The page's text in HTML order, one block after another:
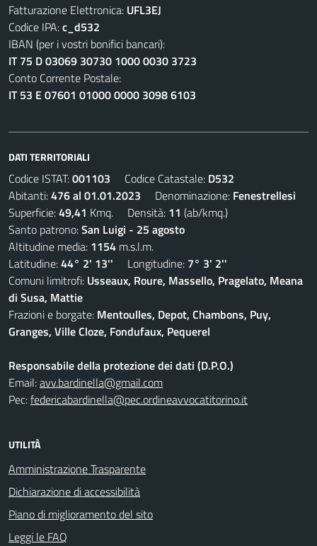
Fatturazione Elettronica: UFL3EJ
Codice IPA:c_d532
IBAN (per i vostri bonifici bancari):
IT 75 D 03069 30730 1000 0030 3723
Conto Corrente Postale:
IT 53 E 07601 01000 0000 3098 6103
DATI TERRITORIALI
Codice ISTAT:001103 Codice Catastale: D532
Abitanti:476 al 01.01.2023 Denominazione: Fenestrellesi
Superficie:49,41 Kmq. Densità: 11 (ab/kmq.)
Santo patrono:San Luigi - 25 agosto
Altitudine media: 1154 m.s.l.m.
Latitudine:44° 2' 13'' Longitudine: 7° 3' 2''
Comuni limitrofi: Usseaux, Roure, Massello, Pragelato, Meana
di Susa, Mattie
Frazioni e borgate: Mentoulles, Depot, Chambons, Puy,
Granges, Ville Cloze, Fondufaux, Pequerel
Responsabile della protezione dei dati (D.P.O.)
Email:avv.bardinella@gmail.com
Pec:federicabardinella@pec.ordineavvocatitorino.it
UTILITÀ
Amministrazione Trasparente
Dichiarazione di accessibilità
Piano di miglioramento del sito
Leggi le FAQ